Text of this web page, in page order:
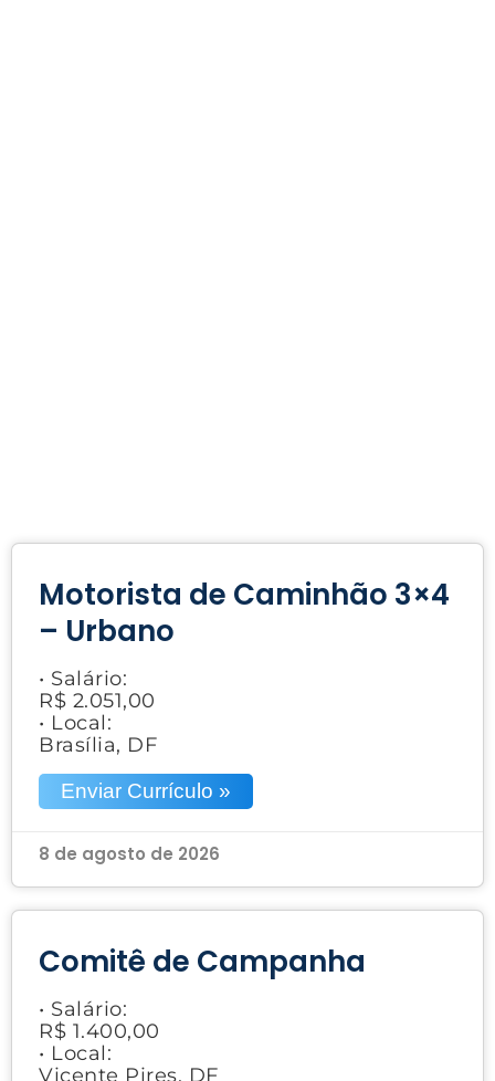
Motorista de Caminhão 3×4
– Urbano
• Salário:
R$ 2.051,00
• Local:
Brasília, DF
Enviar Currículo »
8 de agosto de 2026
Comitê de Campanha
• Salário:
R$ 1.400,00
• Local:
Vicente Pires, DF